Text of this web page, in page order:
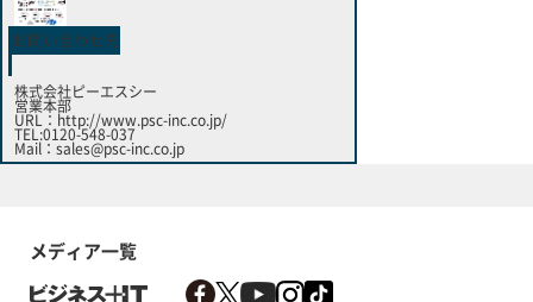
お問い合わせ先
株式会社ピーエスシー
営業本部
URL： http://www.psc-inc.co.jp/
TEL:0120-548-037
Mail： sales@psc-inc.co.jp
メディア一覧